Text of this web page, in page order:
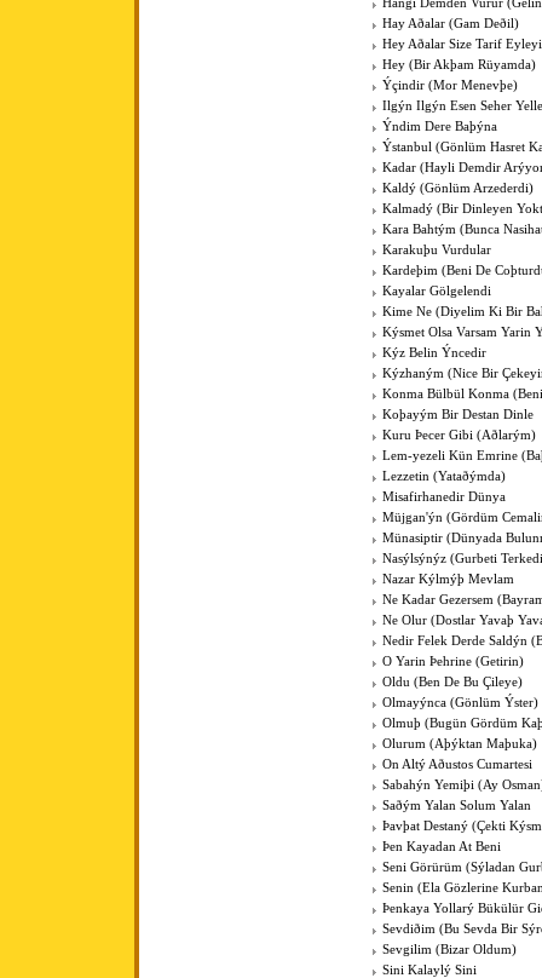
Hangi Demden Vurur
Hay Aðalar (Gam Deðil)
Hey Aðalar Size Tarif
Hey (Bir Akþam Rüyamda)
Ýçindir (Mor Menevþe)
Ilgýn Ilgýn Esen Seher
Ýndim Dere Baþýna
Ýstanbul (Gönlüm Hasret
Kadar (Hayli Demdir
Kaldý (Gönlüm Arzederdi)
Kalmadý (Bir Dinleyen
Kara Bahtým (Bunca
Karakuþu Vurdular
Kardeþim (Beni De
Kayalar Gölgelendi
Kime Ne (Diyelim Ki Bir
Kýsmet Olsa Varsam Yarin
Kýz Belin Ýncedir
Kýzhaným (Nice Bir
Konma Bülbül Konma
Koþayým Bir Destan Dinle
Kuru Þecer Gibi (Aðlarým)
Lem-yezeli Kün Emrine
Lezzetin (Yataðýmda)
Misafirhanedir Dünya
Müjgan'ýn (Gördüm
Münasiptir (Dünyada
Nasýlsýnýz (Gurbeti
Nazar Kýlmýþ Mevlam
Ne Kadar Gezersem
Ne Olur (Dostlar Yavaþ
Nedir Felek Derde Saldýn
O Yarin Þehrine (Getirin)
Oldu (Ben De Bu Çileye)
Olmayýnca (Gönlüm Ýster)
Olmuþ (Bugün Gördüm
Olurum (Aþýktan Maþuka)
On Altý Aðustos Cumartesi
Sabahýn Yemiþi (Ay
Saðým Yalan Solum Yalan
Þavþat Destaný (Çekti
Þen Kayadan At Beni
Seni Görürüm (Sýladan
Senin (Ela Gözlerine
Þenkaya Yollarý Bükülür
Sevdiðim (Bu Sevda Bir
Sevgilim (Bizar Oldum)
Sini Kalaylý Sini